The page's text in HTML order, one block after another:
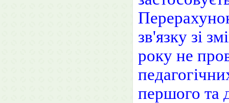
зв'язку зі
року не
першого та